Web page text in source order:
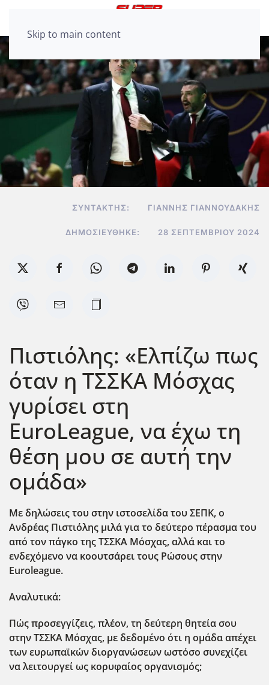
Skip to main content
ΣΥΝΤΆΚΤΗΣ: ΓΙΆΝΝΗΣ ΓΙΑΝΝΟΥΔΆΚΗΣ
ΔΗΜΟΣΙΕΎΘΗΚΕ: 28 ΣΕΠΤΕΜΒΡΊΟΥ 2024
Πιστιόλης: «Ελπίζω πως
όταν η ΤΣΣΚΑ Μόσχας
γυρίσει στη
EuroLeague, να έχω τη
θέση μου σε αυτή την
ομάδα»
Με δηλώσεις του στην ιστοσελίδα του ΣΕΠΚ, ο
Ανδρέας Πιστιόλης μιλά για το δεύτερο πέρασμα του
από τον πάγκο της ΤΣΣΚΑ Μόσχας, αλλά και το
ενδεχόμενο να κοουτσάρει τους Ρώσους στην
Euroleague.
Αναλυτικά:
Πώς προσεγγίζεις, πλέον, τη δεύτερη θητεία σου
στην ΤΣΣΚΑ Μόσχας, με δεδομένο ότι η ομάδα απέχει
των ευρωπαϊκών διοργανώσεων ωστόσο συνεχίζει
να λειτουργεί ως κορυφαίος οργανισμός;